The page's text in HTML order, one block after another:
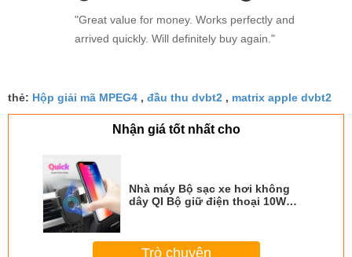
"Great value for money. Works perfectly and
arrived quickly. Will definitely buy again."
thẻ: Hộp giải mã MPEG4 , đầu thu dvbt2 , matrix apple dvbt2
Nhận giá tốt nhất cho
Nhà máy Bộ sạc xe hơi không
dây QI Bộ giữ điện thoại 10W
Trò chuyện